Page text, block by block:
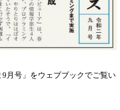
月号」をウェブブックでご覧い